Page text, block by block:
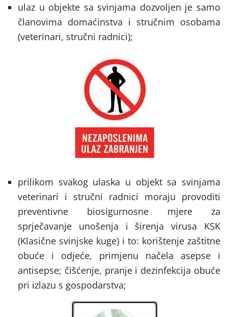
ulaz u objekte sa svinjama dozvoljen je samo
članovima domaćinstva i stručnim osobama
(veterinari, stručni radnici);
prilikom svakog ulaska u objekt sa svinjama
veterinari i stručni radnici moraju provoditi
preventivne biosigurnosne mjere za
sprječavanje unošenja i širenja virusa KSK
(Klasične svinjske kuge) i to: korištenje zaštitne
obuće i odjeće, primjenu načela asepse i
antisepse; čišćenje, pranje i dezinfekcija obuće
pri izlazu s gospodarstva;